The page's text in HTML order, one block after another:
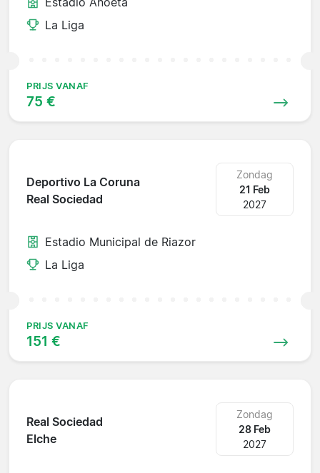
La Liga
PRIJS VANAF
75 €
Deportivo La Coruna
Real Sociedad
Zondag
21 Feb
2027
Estadio Municipal de Riazor
La Liga
PRIJS VANAF
151 €
Real Sociedad
Elche
Zondag
28 Feb
2027